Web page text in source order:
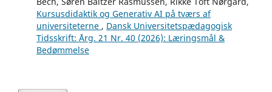
Kursusdidaktik og Generativ AI på tværs af
universiteterne , Dansk Universitetspædagogisk
Tidsskrift: Årg. 21 Nr. 40 (2026): Læringsmål &
Bedømmelse